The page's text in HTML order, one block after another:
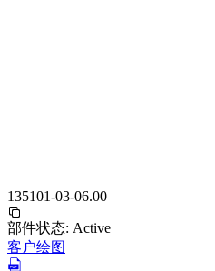
135101-03-06.00
部件状态: Active
客户绘图